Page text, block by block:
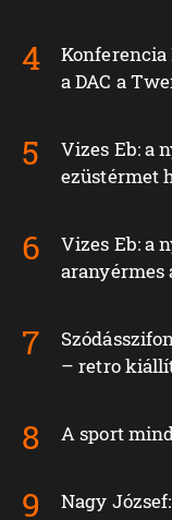
a DAC a
Vizes Eb: a
ezüstérmet
Vizes Eb: a
aranyérmes
– retro
A sport
Nagy